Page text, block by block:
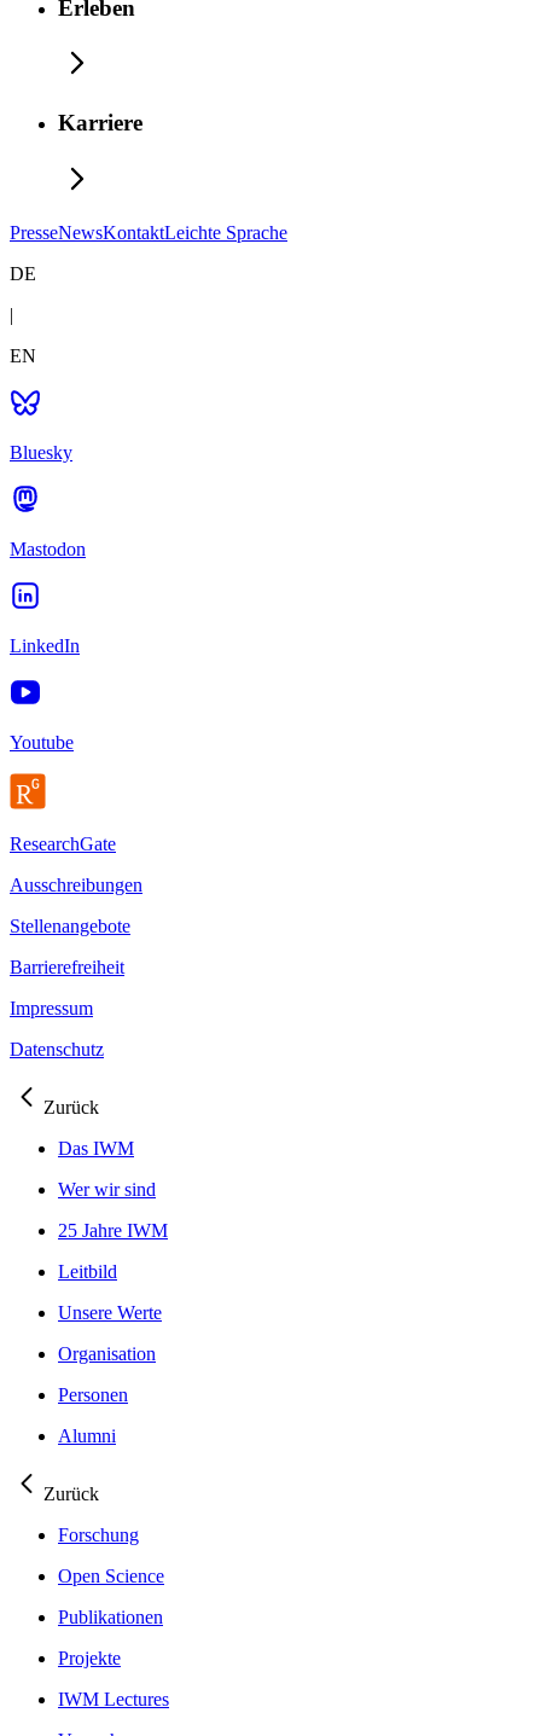
Erleben
Karriere
PresseNewsKontaktLeichte Sprache
DE
|
EN
Bluesky
Mastodon
LinkedIn
Youtube
ResearchGate
Ausschreibungen
Stellenangebote
Barrierefreiheit
Impressum
Datenschutz
Zurück
Das IWM
Wer wir sind
25 Jahre IWM
Leitbild
Unsere Werte
Organisation
Personen
Alumni
Zurück
Forschung
Open Science
Publikationen
Projekte
IWM Lectures